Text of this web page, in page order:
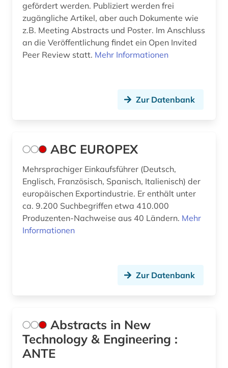
betriebssicherheit (2)
betriebssicherheitsverordnung (1)
betriebswirtschaftslehre (1)
bgvr (2)
bibliographie (8)
bibliometrie (1)
bibliothek (1)
bildgebendes verfahren (1)
gefördert werden. Publiziert werden frei
zugängliche Artikel, aber auch Dokumente wie
z.B. Meeting Abstracts und Poster. Im Anschluss
an die Veröffentlichung findet ein Open Invited
Peer Review statt. Mehr Informationen
Zur Datenbank
ABC EUROPEX
Mehrsprachiger Einkaufsführer (Deutsch,
Englisch, Französisch, Spanisch, Italienisch) der
europäischen Exportindustrie. Er enthält unter
ca. 9.200 Suchbegriffen etwa 410.000
Produzenten-Nachweise aus 40 Ländern. Mehr
Informationen
Zur Datenbank
Abstracts in New
Technology & Engineering :
ANTE